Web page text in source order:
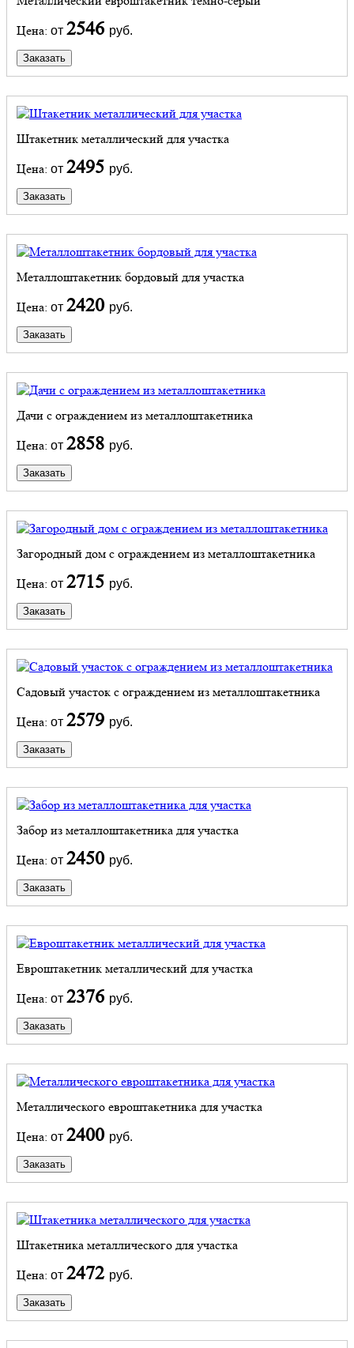
Цена: от 2546 руб.
Заказать
Штакетник металлический для участка
Цена: от 2495 руб.
Заказать
Металлоштакетник бордовый для участка
Цена: от 2420 руб.
Заказать
Дачи с ограждением из металлоштакетника
Цена: от 2858 руб.
Заказать
Загородный дом с ограждением из металлоштакетника
Цена: от 2715 руб.
Заказать
Садовый участок с ограждением из металлоштакетника
Цена: от 2579 руб.
Заказать
Забор из металлоштакетника для участка
Цена: от 2450 руб.
Заказать
Евроштакетник металлический для участка
Цена: от 2376 руб.
Заказать
Металлического евроштакетника для участка
Цена: от 2400 руб.
Заказать
Штакетника металлического для участка
Цена: от 2472 руб.
Заказать